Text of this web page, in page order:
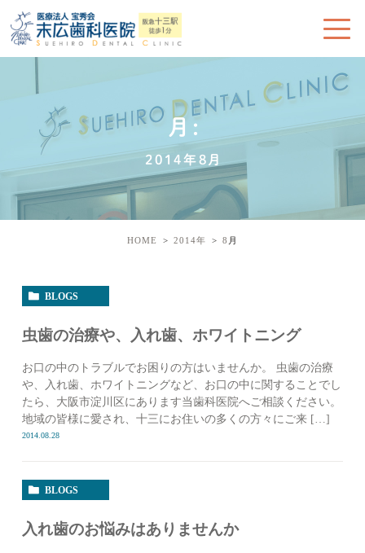
月:
2014年8月
HOME 2014年 8 月
BLOGS
虫歯の治療や、入れ歯、ホワイトニング
お口の中のトラブルでお困りの方はいませんか。 虫歯の治療
や、入れ歯、ホワイトニングなど、お口の中に関することでし
たら、大阪市淀川区にあります当歯科医院へご相談ください。
地域の皆様に愛され、十三にお住いの多くの方々にご来 […]
2014.08.28
BLOGS
入れ歯のお悩みはありませんか